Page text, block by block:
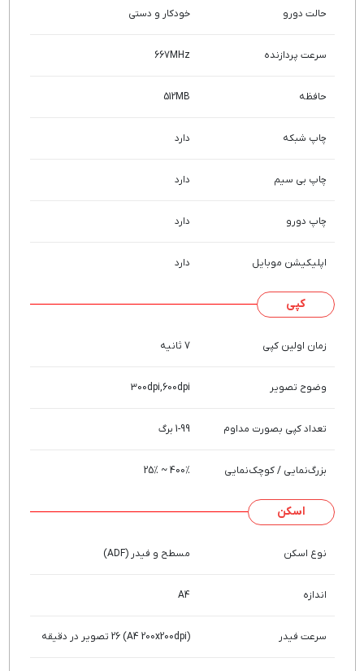
حالت دورو خودکار و دستی
سرعت پردازنده 667MHz
حافظه 512MB
چاپ شبکه دارد
چاپ بی سیم دارد
چاپ دورو دارد
اپلیکیشن موبایل دارد
کپی
زمان اولین کپی 7 ثانیه
وضوح تصویر 300dpi,600dpi
تعداد کپی بصورت مداوم 1-99 برگ
بزرگ‌نمایی / کوچک‌نمایی 400% ~ 25%
اسکن
نوع اسکن مسطح و فیدر (ADF)
اندازه A4
سرعت فیدر (A4 200x200dpi) 26 تصویر در دقیقه